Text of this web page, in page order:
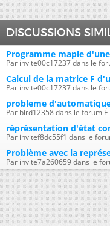
DISCUSSIONS
Programme maple
Par invite00c17237 dans le
Calcul de la matrice F
Par invite00c17237 dans le
probleme
Par bird12358 dans le forum
réprésentation d'état
Par invitef8dc55f1 dans le
Problème avec la
Par invite7a260659 dans le